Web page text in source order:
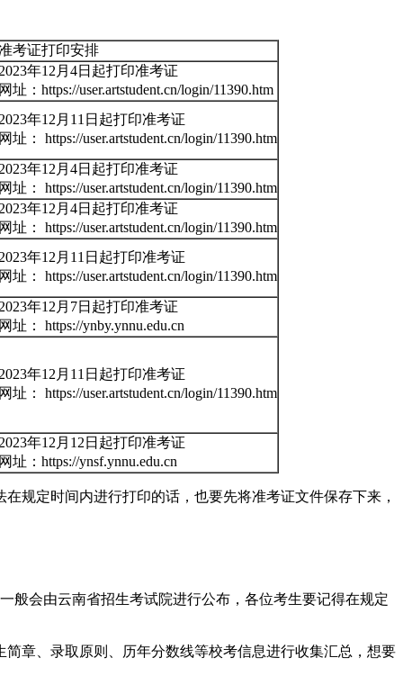
考证打印安排
年12月4日起打印准考证
址：https://user.artstudent.cn/login/11390.htm
年12月11日起打印准考证
址： https://user.artstudent.cn/login/11390.htm
年12月4日起打印准考证
址： https://user.artstudent.cn/login/11390.htm
年12月4日起打印准考证
址： https://user.artstudent.cn/login/11390.htm
年12月11日起打印准考证
址： https://user.artstudent.cn/login/11390.htm
年12月7日起打印准考证
址： https://ynby.ynnu.edu.cn
年12月11日起打印准考证
址： https://user.artstudent.cn/login/11390.htm
年12月12日起打印准考证
址：https://ynsf.ynnu.edu.cn
规定时间内进行打印的话，也要先将准考证文件保存下来，
般会由云南省招生考试院进行公布，各位考生要记得在规定
章、录取原则、历年分数线等校考信息进行收集汇总，想要